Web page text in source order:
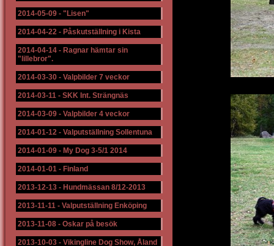
2014-05-09 - "Lisen"
2014-04-22 - Påskutställning i Kista
2014-04-14 - Ragnar hämtar sin
"lillebror".
2014-03-30 - Valpbilder 7 veckor
2014-03-11 - SKK Int. Strängnäs
2014-03-09 - Valpbilder 4 veckor
2014-01-12 - Valputställning Sollentuna
2014-01-09 - My Dog 3-5/1 2014
2014-01-01 - Finland
2013-12-13 - Hundmässan 8/12-2013
2013-11-11 - Valputställning Enköping
2013-11-08 - Oskar på besök
2013-10-03 - Vikingline Dog Show, Åland